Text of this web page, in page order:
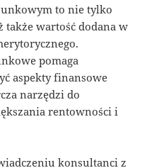
to nie tylko
wartość dodana w
pomaga
aspekty finansowe
narzędzi do
rentowności i
konsultanci z